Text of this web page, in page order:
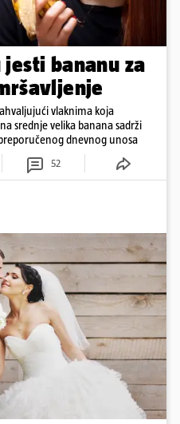
jesti bananu za
vlaknima koja
srednje velika banana sadrži
dnevnog unosa
52